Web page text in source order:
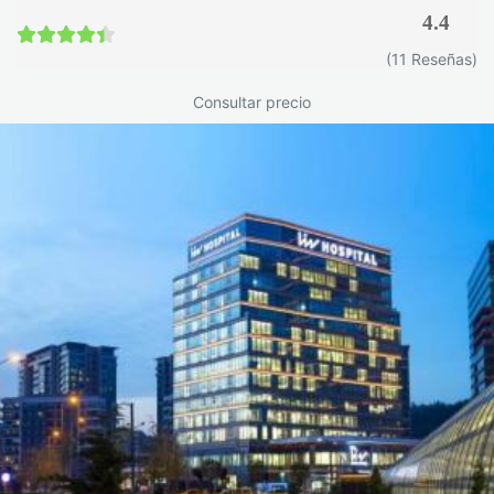
Seguimiento postoperatorio
Tras la inserción del balón gástrico, es necesario pasar una
4.4 / 5
4.4
(11 Reseñas)
Consultar precio